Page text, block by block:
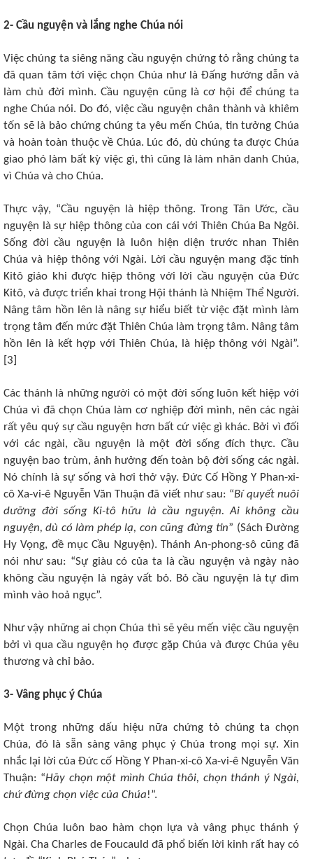
2- Cầu nguyện và lắng nghe Chúa nói
Việc chúng ta siêng năng cầu nguyện chứng tỏ rằng chúng ta
đã quan tâm tới việc chọn Chúa như là Đấng hướng dẫn và
làm chủ đời mình. Cầu nguyện cũng là cơ hội để chúng ta
nghe Chúa nói. Do đó, việc cầu nguyện chân thành và khiêm
tốn sẽ là bảo chứng chúng ta yêu mến Chúa, tin tưởng Chúa
và hoàn toàn thuộc về Chúa. Lúc đó, dù chúng ta được Chúa
giao phó làm bất kỳ việc gì, thì cũng là làm nhân danh Chúa,
vì Chúa và cho Chúa.
Thực vậy, “Cầu nguyện là hiệp thông. Trong Tân Ước, cầu
nguyện là sự hiệp thông của con cái với Thiên Chúa Ba Ngôi.
Sống đời cầu nguyện là luôn hiện diện trước nhan Thiên
Chúa và hiệp thông với Ngài. Lời cầu nguyện mang đặc tính
Kitô giáo khi được hiệp thông với lời cầu nguyện của Đức
Kitô, và được triển khai trong Hội thánh là Nhiệm Thể Người.
Nâng tâm hồn lên là nâng sự hiểu biết từ việc đặt mình làm
trọng tâm đến mức đặt Thiên Chúa làm trọng tâm. Nâng tâm
hồn lên là kết hợp với Thiên Chúa, là hiệp thông với Ngài”.
[3]
Các thánh là những người có một đời sống luôn kết hiệp với
Chúa vì đã chọn Chúa làm cơ nghiệp đời mình, nên các ngài
rất yêu quý sự cầu nguyện hơn bất cứ việc gì khác. Bởi vì đối
với các ngài, cầu nguyện là một đời sống đích thực. Cầu
nguyện bao trùm, ảnh hưởng đến toàn bộ đời sống các ngài.
Nó chính là sự sống và hơi thở vậy. Đức Cố Hồng Y Phan-xi-
cô Xa-vi-ê Nguyễn Văn Thuận đã viết như sau: “Bí quyết nuôi
dưỡng đời sống Ki-tô hữu là cầu nguyện. Ai không cầu
nguyện, dù có làm phép lạ, con cũng đừng tin” (Sách Đường
Hy Vọng, đề mục Cầu Nguyện). Thánh An-phong-sô cũng đã
nói như sau: “Sự giàu có của ta là cầu nguyện và ngày nào
không cầu nguyện là ngày vất bỏ. Bỏ cầu nguyện là tự dìm
mình vào hoả ngục”.
Như vậy những ai chọn Chúa thì sẽ yêu mến việc cầu nguyện
bởi vì qua cầu nguyện họ được gặp Chúa và được Chúa yêu
thương và chỉ bảo.
3- Vâng phục ý Chúa
Một trong những dấu hiệu nữa chứng tỏ chúng ta chọn
Chúa, đó là sẵn sàng vâng phục ý Chúa trong mọi sự. Xin
nhắc lại lời của Đức cố Hồng Y Phan-xi-cô Xa-vi-ê Nguyễn Văn
Thuận: “Hãy chọn một mình Chúa thôi, chọn thánh ý Ngài,
chứ đừng chọn việc của Chúa!”.
Chọn Chúa luôn bao hàm chọn lựa và vâng phục thánh ý
Ngài. Cha Charles de Foucauld đã phổ biến lời kinh rất hay có